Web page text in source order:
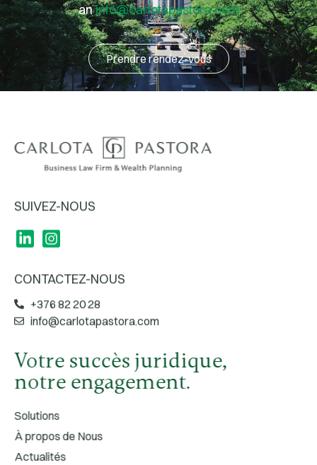
aninfo@carlotapastora.com
Prendre rendez-vous
SUIVEZ-NOUS
CONTACTEZ-NOUS
+376 82 20 28
info@carlotapastora.com
Votre succès juridique,
notre engagement.
Solutions
À propos de Nous
Actualités